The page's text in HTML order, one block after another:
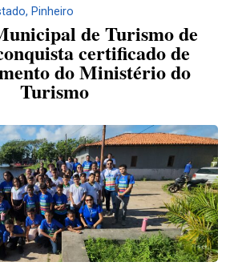
, Pinheiro
de Turismo de
certificado de
do Ministério do
Turismo